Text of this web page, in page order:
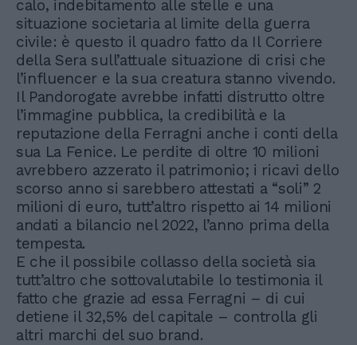
calo, indebitamento alle stelle e una
situazione societaria al limite della guerra
civile: è questo il quadro fatto da Il Corriere
della Sera sull’attuale situazione di crisi che
l’influencer e la sua creatura stanno vivendo.
Il Pandorogate avrebbe infatti distrutto oltre
l’immagine pubblica, la credibilità e la
reputazione della Ferragni anche i conti della
sua La Fenice. Le perdite di oltre 10 milioni
avrebbero azzerato il patrimonio; i ricavi dello
scorso anno si sarebbero attestati a “soli” 2
milioni di euro, tutt’altro rispetto ai 14 milioni
andati a bilancio nel 2022, l’anno prima della
tempesta.
E che il possibile collasso della società sia
tutt’altro che sottovalutabile lo testimonia il
fatto che grazie ad essa Ferragni – di cui
detiene il 32,5% del capitale – controlla gli
altri marchi del suo brand.